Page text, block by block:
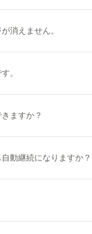
消えません。
。
ますか？
動継続になりますか？